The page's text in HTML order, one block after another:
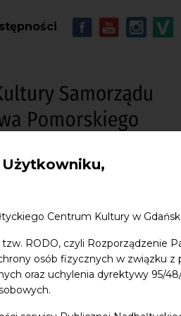
Centrum Kultury w
RODO, czyli Rozporządzenie
osób fizycznych w związku
oraz uchylenia dyrektywy 95/
MENU -
i projektów